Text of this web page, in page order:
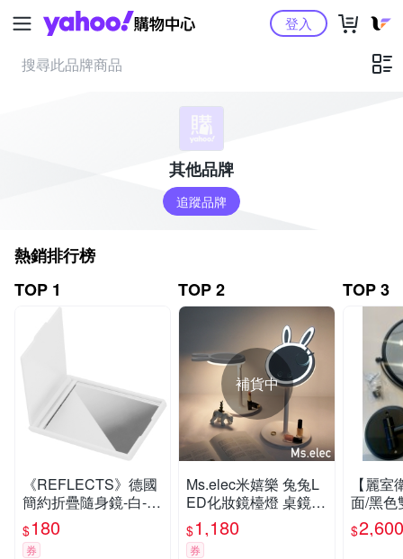
Yahoo購物中心登入
其他品牌
追蹤品牌
熱銷排行榜
TOP 1
《REFLECTS》德國
簡約折疊隨身鏡-白--
鏡子 化妝鏡
$180
券
TOP 2
補貨中
Ms.elec米嬉樂 兔兔L
ED化妝鏡檯燈 桌鏡
檯燈 LED燈鏡 美妝鏡
圓鏡
$1,180
券
TOP 3
【麗
面/黑色
$2,600